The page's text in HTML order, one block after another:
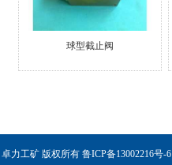
球型截止阀
卓力工矿 版权所有 鲁ICP备13002216号-6